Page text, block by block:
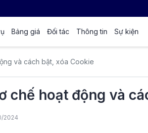
Bảng giá Đối tác Thông tin Sự kiện
và cách bật, xóa Cookie
chế hoạt động và
2024